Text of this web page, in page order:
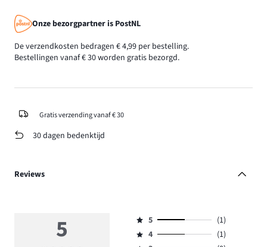
Onze bezorgpartner is PostNL
De verzendkosten bedragen € 4,99 per bestelling.
Bestellingen vanaf € 30 worden gratis bezorgd.
Gratis verzending vanaf € 30
30 dagen bedenktijd
Reviews
5
Beoordeling
5,
5
(1)
Beoordeling
4
(1)